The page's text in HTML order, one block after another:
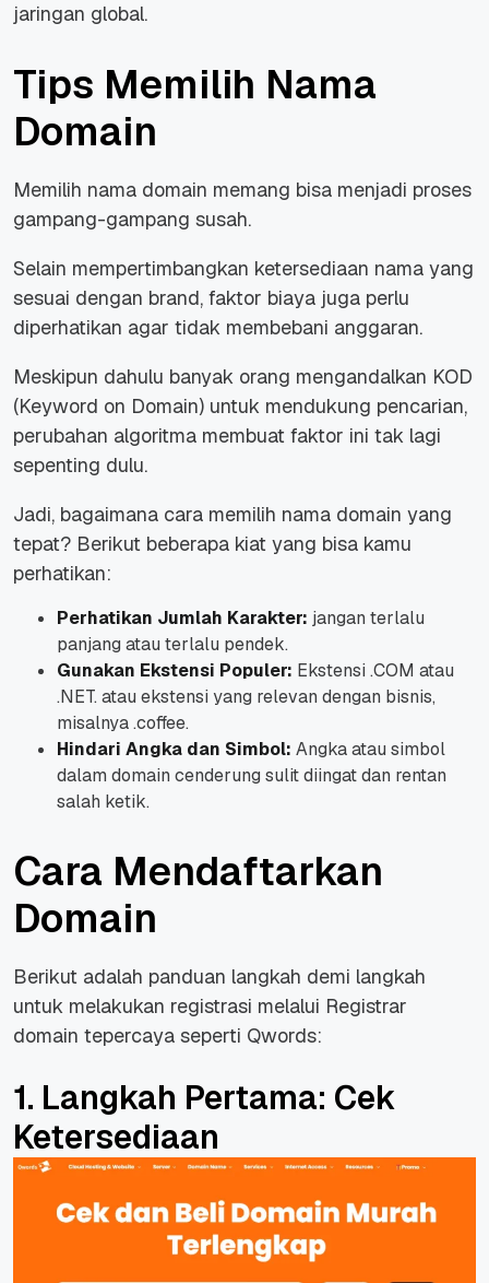
jaringan global.
Tips Memilih Nama
Domain
Memilih nama domain memang bisa menjadi proses
gampang-gampang susah.
Selain mempertimbangkan ketersediaan nama yang
sesuai dengan brand, faktor biaya juga perlu
diperhatikan agar tidak membebani anggaran.
Meskipun dahulu banyak orang mengandalkan KOD
(Keyword on Domain) untuk mendukung pencarian,
perubahan algoritma membuat faktor ini tak lagi
sepenting dulu.
Jadi, bagaimana cara memilih nama domain yang
tepat? Berikut beberapa kiat yang bisa kamu
perhatikan:
Perhatikan Jumlah Karakter: jangan terlalu
panjang atau terlalu pendek.
Gunakan Ekstensi Populer: Ekstensi .COM atau
.NET. atau ekstensi yang relevan dengan bisnis,
misalnya .coffee.
Hindari Angka dan Simbol: Angka atau simbol
dalam domain cenderung sulit diingat dan rentan
salah ketik.
Cara Mendaftarkan
Domain
Berikut adalah panduan langkah demi langkah
untuk melakukan registrasi melalui Registrar
domain tepercaya seperti Qwords:
1. Langkah Pertama: Cek
Ketersediaan